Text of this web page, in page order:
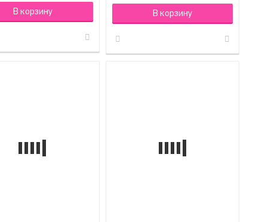
В корзину В корзину